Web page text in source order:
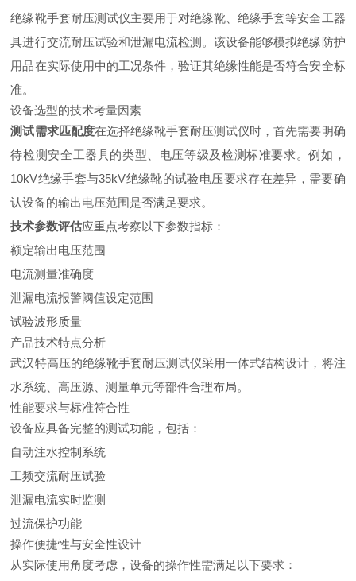
绝缘靴手套耐压测试仪主要用于对绝缘靴、绝缘手套等安全工器
具进行交流耐压试验和泄漏电流检测。该设备能够模拟绝缘防护
用品在实际使用中的工况条件，验证其绝缘性能是否符合安全标
准。
设备选型的技术考量因素
测试需求匹配度在选择绝缘靴手套耐压测试仪时，首先需要明确
待检测安全工器具的类型、电压等级及检测标准要求。例如，
10kV绝缘手套与35kV绝缘靴的试验电压要求存在差异，需要确
认设备的输出电压范围是否满足要求。
技术参数评估应重点考察以下参数指标：
额定输出电压范围
电流测量准确度
泄漏电流报警阈值设定范围
试验波形质量
产品技术特点分析
武汉特高压的绝缘靴手套耐压测试仪采用一体式结构设计，将注
水系统、高压源、测量单元等部件合理布局。
性能要求与标准符合性
设备应具备完整的测试功能，包括：
自动注水控制系统
工频交流耐压试验
泄漏电流实时监测
过流保护功能
操作便捷性与安全性设计
从实际使用角度考虑，设备的操作性需满足以下要求：